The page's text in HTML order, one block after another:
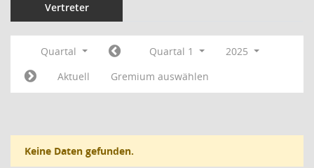
Vertreter
Quartal Quartal 1
2025
Aktuell
Gremium auswählen
Keine Daten gefunden.